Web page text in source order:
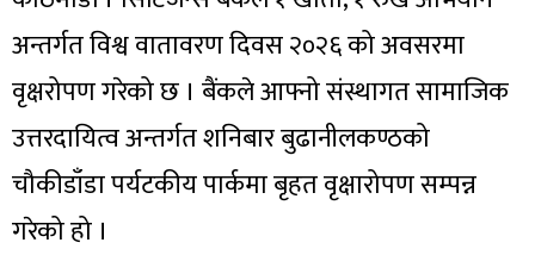
अन्तर्गत विश्व वातावरण दिवस २०२६ को अवसरमा
वृक्षरोपण गरेको छ । बैंकले आफ्नो संस्थागत सामाजिक
उत्तरदायित्व अन्तर्गत शनिबार बुढानीलकण्ठको
चौकीडाँडा पर्यटकीय पार्कमा बृहत वृक्षारोपण सम्पन्न
गरेको हो ।